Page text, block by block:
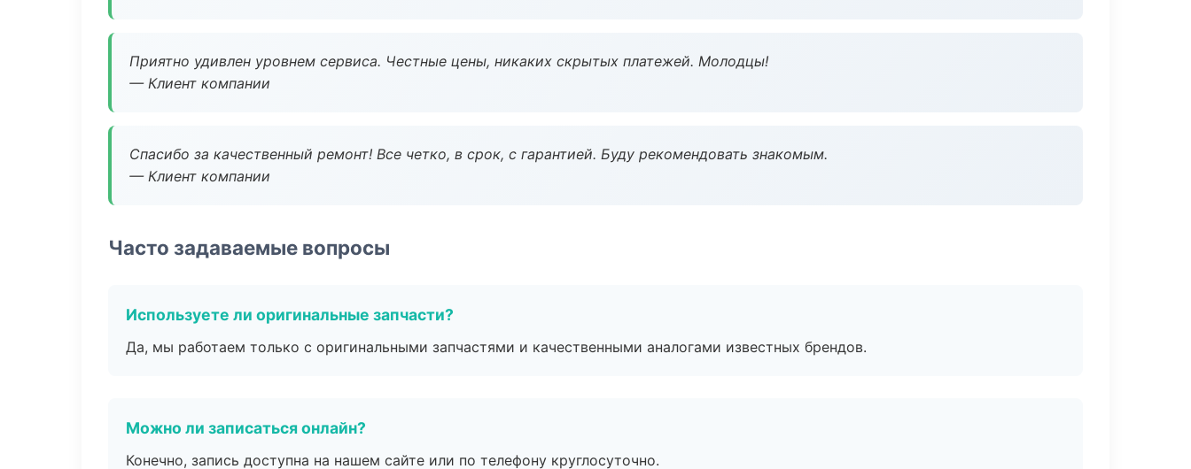
Приятно удивлен уровнем сервиса. Честные цены, никаких скрытых платежей. Молодцы!
— Клиент компании
Спасибо за качественный ремонт! Все четко, в срок, с гарантией. Буду рекомендовать знакомым.
— Клиент компании
Часто задаваемые вопросы
Используете ли оригинальные запчасти?
Да, мы работаем только с оригинальными запчастями и качественными аналогами известных брендов.
Можно ли записаться онлайн?
Конечно, запись доступна на нашем сайте или по телефону круглосуточно.